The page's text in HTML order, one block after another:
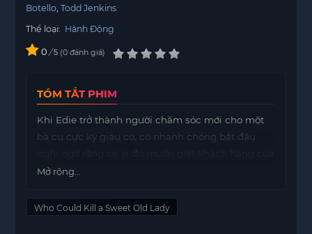
Botello Todd Jenkins
Thể loại: Hành Động
0 / 5 0 đánh giá
TÓM TẮT PHIM
Khi Edie trở thành người chăm sóc mới cho một
bà cụ cực kỳ giàu có, cô nhanh chóng bắt đầu
mình. Trong quá trình làm việc, Edie nhận thấy
Những người đến thăm có vẻ không thân thiện,
Mở rộng...
Who Could Kill a Sweet Old Lady